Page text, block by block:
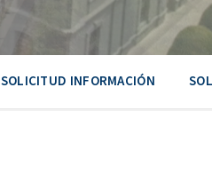
SOLICITUD INFORMACIÓN